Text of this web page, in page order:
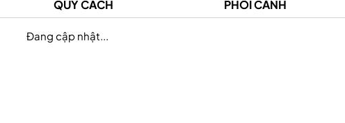
QUY CÁCH PHỐI CẢNH
Đang cập nhật...